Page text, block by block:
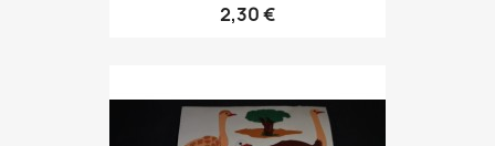
2,30 €